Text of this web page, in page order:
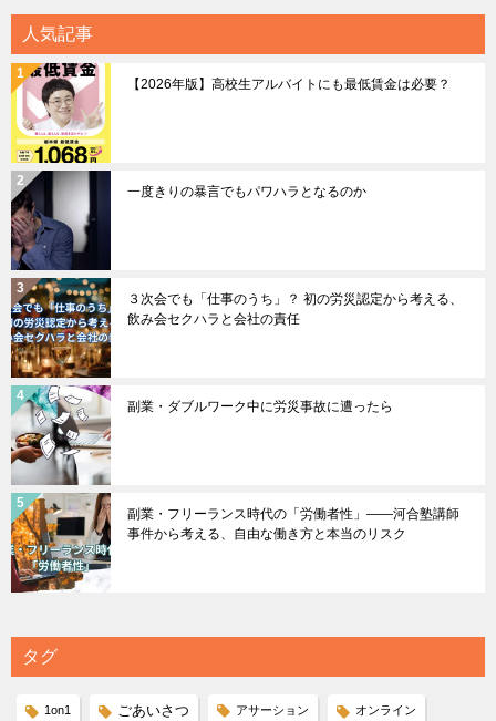
人気記事
【2026年版】高校生アルバイトにも最低賃金は必要？
一度きりの暴言でもパワハラとなるのか
３次会でも「仕事のうち」？ 初の労災認定から考える、
飲み会セクハラと会社の責任
副業・ダブルワーク中に労災事故に遭ったら
副業・フリーランス時代の「労働者性」――河合塾講師
事件から考える、自由な働き方と本当のリスク
タグ
1on1 ごあいさつ アサーション オンライン